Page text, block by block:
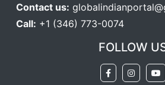
Contact us:
Call: +1 (346) 773-0074
FOLLOW